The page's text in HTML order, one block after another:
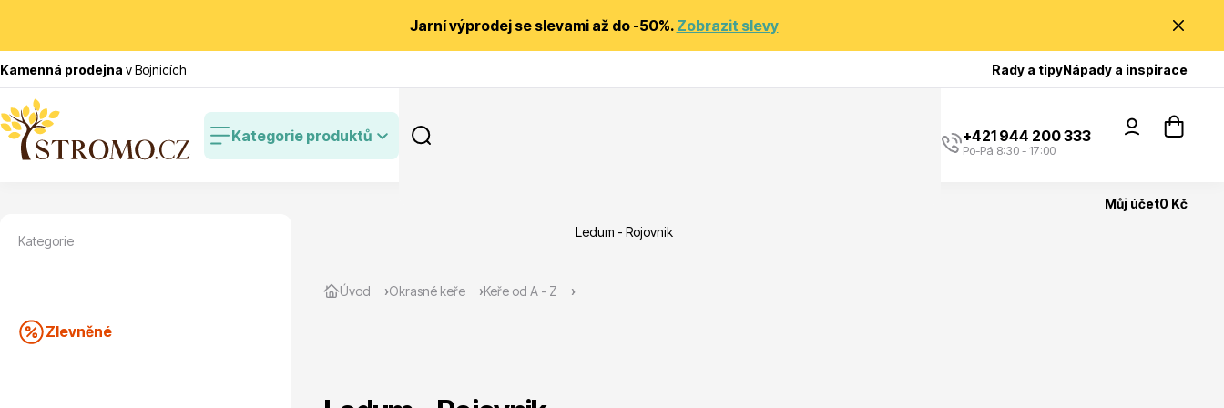
Jarní výprodej se slevami až do -50%. Zobrazit slevy
Kamenná prodejna v Bojnicích Rady a tipyNápady a inspirace
Kategorie produktů
Poradíme Vám?
+421 944 200 333
Po-Pá 8:30 - 17:00
Můj účet0 Kč
Cibuloviny
Úvod Okrasné keře Keře od A - Z
Ledum - Rojovnik
Kategorie
Zlevněné